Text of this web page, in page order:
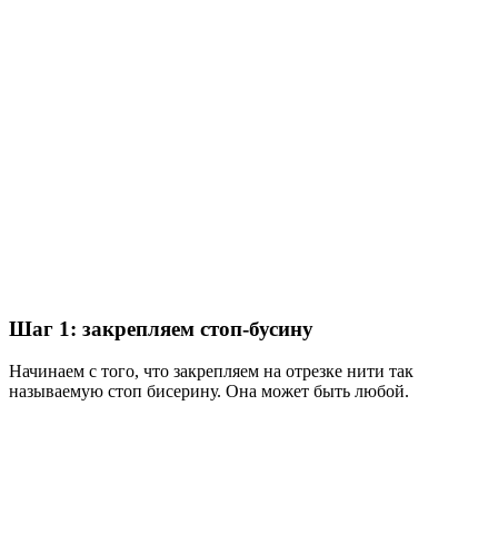
Шаг 1: закрепляем стоп-бусину
Начинаем с того, что закрепляем на отрезке нити так
называемую стоп бисерину. Она может быть любой.